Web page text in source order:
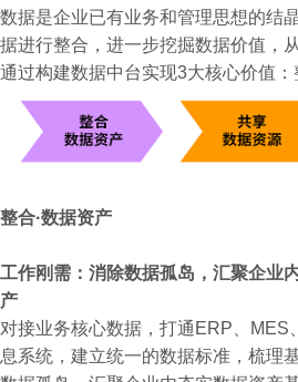
数据是企业已有业务和管理思想的结
据进行整合，进一步挖掘数据价值，
通过构建数据中台实现3大核心价值：
整合·数据资产
工作刚需：消除数据孤岛，汇聚企业
产
对接业务核心数据，打通ERP、MES
息系统，建立统一的数据标准，梳理